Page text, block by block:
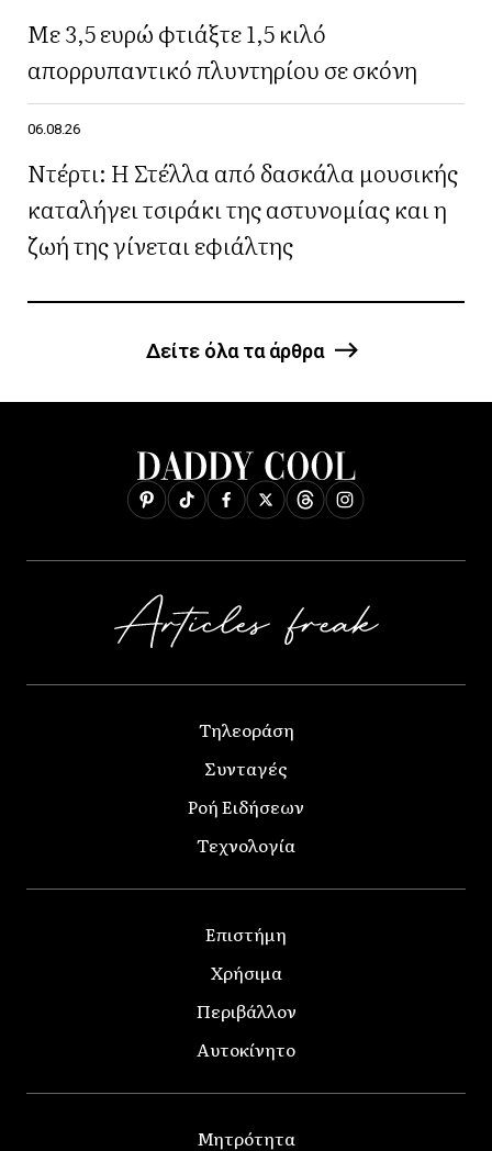
Με 3,5 ευρώ φτιάξτε 1,5 κιλό
απορρυπαντικό πλυντηρίου σε σκόνη
06.08.26
Ντέρτι: Η Στέλλα από δασκάλα μουσικής
καταλήγει τσιράκι της αστυνομίας και η
ζωή της γίνεται εφιάλτης
Δείτε όλα τα άρθρα
Τηλεοράση
Συνταγές
Ροή Ειδήσεων
Τεχνολογία
Επιστήμη
Χρήσιμα
Περιβάλλον
Αυτοκίνητο
Μητρότητα